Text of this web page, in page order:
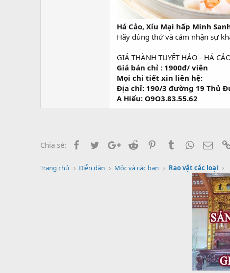
Há Cảo, Xíu Mại hấp Minh
Hãy dùng thử và cảm nhận sự
GIÁ THÀNH TUYỆT HẢO - HÁ
Giá bán chỉ : 1900đ/ viên
Mọi chi tiết xin liên hệ:
Địa chỉ: 190/3 đường 19 Thủ
A Hiếu: O9O3.83.55.62
Chia sẻ: FacebookTwitterGoogle+
Reddit PinterestTumblrWhatsApp
Trang chủ Diễn đàn Mộc và các bạn Rao vặt các loại